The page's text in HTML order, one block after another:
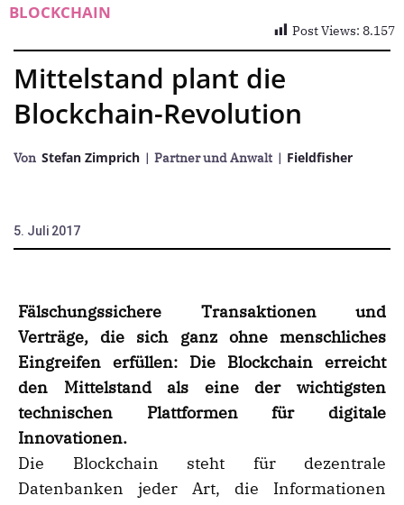
BLOCKCHAIN
Post Views: 8.157
Mittelstand plant die
Blockchain-Revolution
Von Stefan Zimprich | Partner und Anwalt | Fieldfisher
5. Juli 2017
Fälschungssichere Transaktionen und
Verträge, die sich ganz ohne menschliches
Eingreifen erfüllen: Die Blockchain erreicht
den Mittelstand als eine der wichtigsten
technischen Plattformen für digitale
Innovationen.
Die Blockchain steht für dezentrale
Datenbanken jeder Art, die Informationen